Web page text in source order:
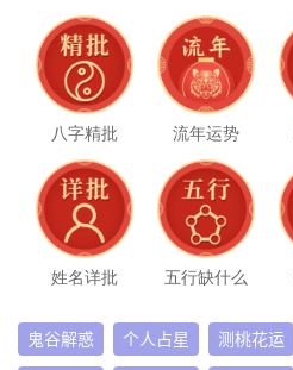
八字精批 流年运势
姓名详批 五行缺什么
鬼谷解惑 个人占星 测桃花运